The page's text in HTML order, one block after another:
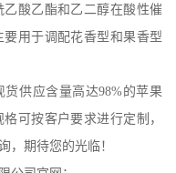
酸乙酯和乙二醇在酸性催
用于调配花香型和果香型
货供应含量高达98%的苹果
可按客户要求进行定制，
，期待您的光临！